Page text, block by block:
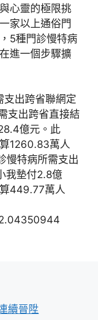
心靈的極限挑
家以上通俗門
5種門診慢特病
進一個步驟擴
出跨省聯網定
支出跨省直接結
億元。此
1260.83萬人
慢特病所需支出
我墊付2.8億
449.77萬人
續晉陞